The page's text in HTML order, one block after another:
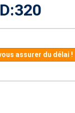
assurer du délai !